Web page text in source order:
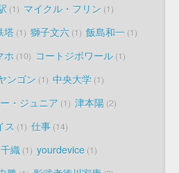
1 マイクル・フリン 1
塔 1 獅子文六 1 飯島和一 1
ホ 10 コートジボワール 1
ンゴン 1 中央大学 1
・ジュニア 1 津本陽 2
ス 1 仕事 14
織 1 yourdevice 1